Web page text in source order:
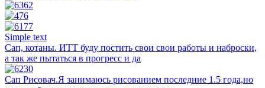
Simple text
Сап, котаны. ИТТ буду постить свои свои работы и наброски,
а так же пытаться в прогресс и да
Сап Рисовач.Я занимаюсь рисованием последние 1.5 года,но